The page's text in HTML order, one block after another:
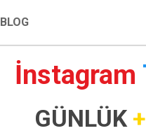
BLOG
İnstagram
GÜNLÜK